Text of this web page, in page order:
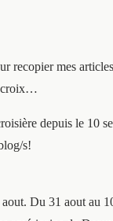
recopier mes
croix…
depuis le 10
s!
Du 31 aout